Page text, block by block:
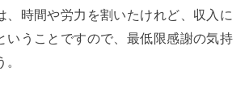
、時間や労力を割いたけれど、収入に
いうことですので、最低限感謝の気持